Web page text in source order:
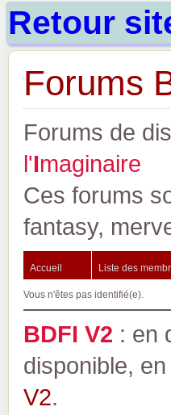
Retour
Forums
Forums de
l'Imaginaire
Ces forums
fantasy,
Accueil Liste des
Vous n'êtes pas identifié(e).
BDFI V2 : en
disponible,
V2.